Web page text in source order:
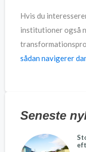
Hvis du
institutioner også
sådan navigerer
Seneste